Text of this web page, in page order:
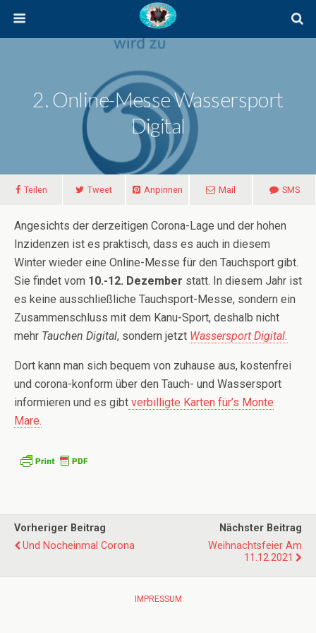
2. Online-Messe Wassersport
Digital
Teilen Tweet Anpinnen Mail SMS
Angesichts der derzeitigen Corona-Lage und der hohen
Inzidenzen ist es praktisch, dass es auch in diesem
Winter wieder eine Online-Messe für den Tauchsport gibt.
Sie findet vom 10.-12. Dezember statt. In diesem Jahr ist
es keine ausschließliche Tauchsport-Messe, sondern ein
Zusammenschluss mit dem Kanu-Sport, deshalb nicht
mehr Tauchen Digital, sondern jetzt Wassersport Digital.
Dort kann man sich bequem von zuhause aus, kostenfrei
und corona-konform über den Tauch- und Wassersport
informieren und es gibt verbilligte Karten für’s Monte
Mare.
Vorheriger Beitrag
Und Nocheinmal Corona
Nächster Beitrag
Weihnachtsfeier Am
11.12.2021
IMPRESSUM